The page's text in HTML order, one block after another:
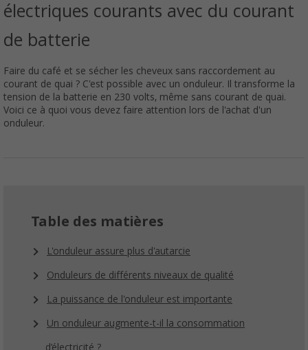
électriques courants avec du courant
de batterie
Faire du café et se sécher les cheveux sans raccordement au
courant de quai ? C'est possible avec un onduleur. Il transforme la
tension de la batterie en 230 volts, même sans courant de quai.
Voici ce à quoi vous devez faire attention lors de l'achat d'un
onduleur.
Table des matières
L'onduleur assure plus d'autarcie
Onduleurs de différents niveaux de qualité
La puissance de l'onduleur est importante
Un onduleur augmente-t-il la consommation
d’électricité ?